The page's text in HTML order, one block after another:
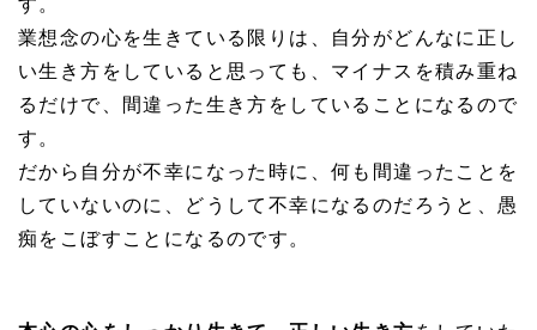
す。
業想念の心を生きている限りは、自分がどんなに正し
い生き方をしていると思っても、マイナスを積み重ね
るだけで、間違った生き方をしていることになるので
す。
だから自分が不幸になった時に、何も間違ったことを
していないのに、どうして不幸になるのだろうと、愚
痴をこぼすことになるのです。